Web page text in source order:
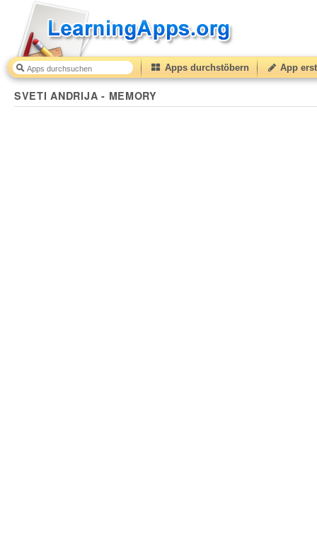
Apps durchstöbern App
SVETI ANDRIJA - MEMORY